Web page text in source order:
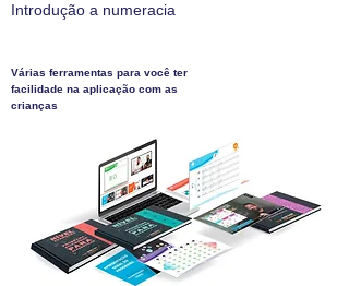
Introdução a numeracia
Várias ferramentas para você ter
facilidade na aplicação com as
crianças